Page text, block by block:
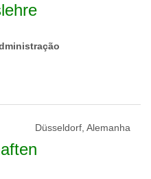
Düsseldorf, Alemanha